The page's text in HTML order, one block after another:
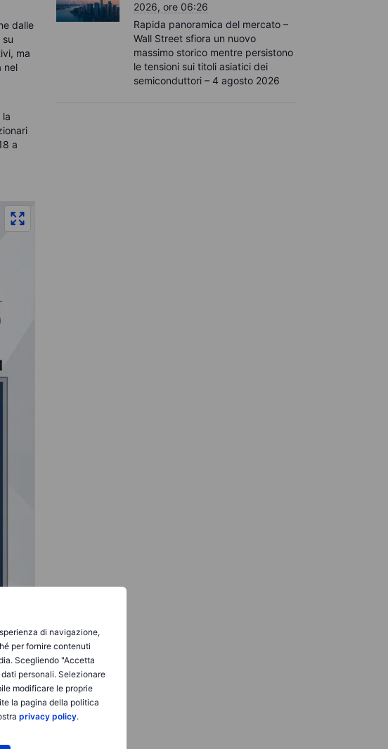
di navigazione,
per fornire contenuti
Scegliendo "Accetta
personali. Selezionare
modificare le proprie
la pagina della politica
privacy policy.
dalle
ma
nel
a
2026, ore 06:26
Rapida panoramica del mercato –
Wall Street sfiora un nuovo
massimo storico mentre persistono
le tensioni sui titoli asiatici dei
semiconduttori – 4 agosto 2026